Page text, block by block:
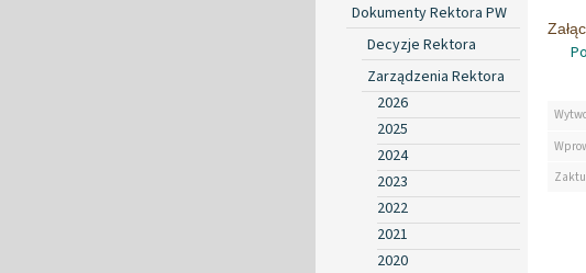
Dokumenty Rektora PW
Decyzje Rektora
Zarządzenia Rektora
2026
2025
2024
2023
2022
2021
2020